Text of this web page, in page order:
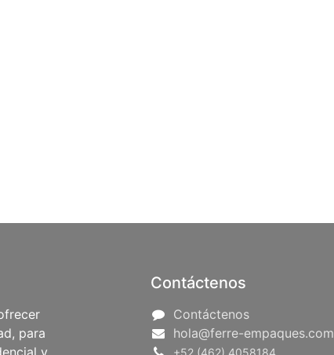
para
y
Contáctenos
Contáctenos
hola@ferre-empaques.com
+52 (462) 4058184